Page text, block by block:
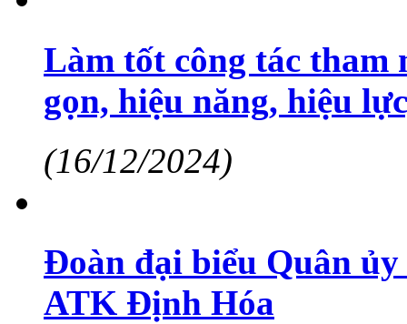
Làm tốt công tác tham
gọn, hiệu năng, hiệu
(16/12/2024)
Đoàn đại biểu Quân
ATK Định Hóa